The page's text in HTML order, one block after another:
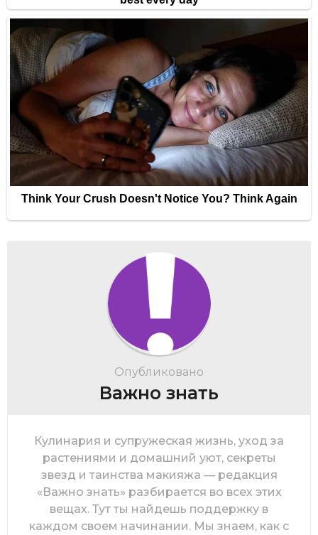
Опубликовано
Важно знать
Кулинария и супружеская жизнь, уход за
растениями и домашний уют, секреты
звезд и таинства макияжа — редакция
«Важно знать» разбирается во всех этих
вещах. Тут ты найдешь поддержку в
каждом своем начинании. Мы знаем, как с